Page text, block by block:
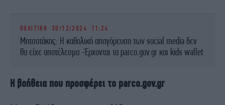
ΠΟΛΙΤΙΚΗ 30/12/2024 11:24
Μητσοτάκης: Η καθολική απαγόρευση των social media δεν
θα είχε αποτέλεσμα -Έρχονται τα parco.gov.gr και kids wallet
Η βοήθεια που προσφέρει το parco.gov.gr